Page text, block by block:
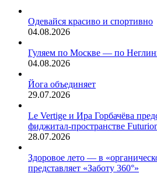
производителей
указало
маркировке.
Исследование
провело
Роскачество.В
некоторых
образцах
найден
соевый…
Одевайся красиво и спортивно
04.08.2026
Гуляем по Москве — по
04.08.2026
Йога объединяет
29.07.2026
Le Vertige и Ира Горбачёва
фиджитал-пространстве
28.07.2026
Здоровое лето — в
представляет «Заботу 360°»